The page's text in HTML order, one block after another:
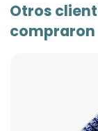
Otros
compraron